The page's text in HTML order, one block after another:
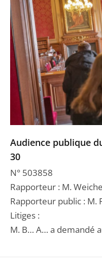
Audience publique
30
N° 503858
Rapporteur : M.
Rapporteur public : M.
Litiges :
M. B… A… a demandé